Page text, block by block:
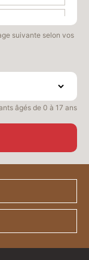
299 €
/hébergement
299 €
299 €
/hébergement
suivante selon vos
âgés de 0 à 17 ans